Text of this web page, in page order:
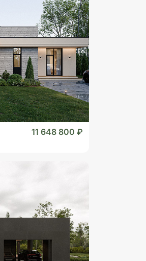
11 648 800 ₽